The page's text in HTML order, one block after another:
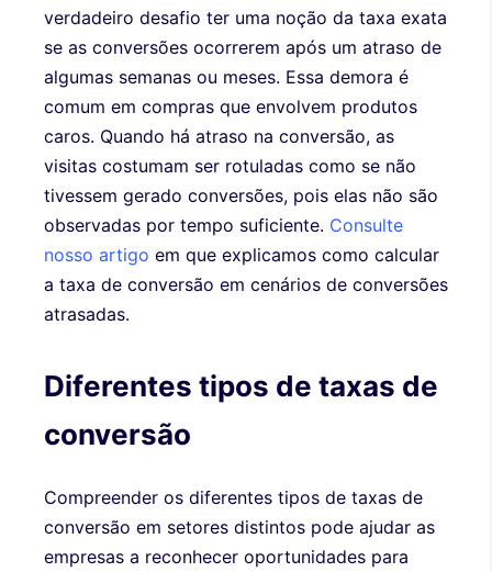
verdadeiro desafio ter uma noção da taxa exata
se as conversões ocorrerem após um atraso de
algumas semanas ou meses. Essa demora é
comum em compras que envolvem produtos
caros. Quando há atraso na conversão, as
visitas costumam ser rotuladas como se não
tivessem gerado conversões, pois elas não são
observadas por tempo suficiente. Consulte
nosso artigo em que explicamos como calcular
a taxa de conversão em cenários de conversões
atrasadas.
Diferentes tipos de taxas de
conversão
Compreender os diferentes tipos de taxas de
conversão em setores distintos pode ajudar as
empresas a reconhecer oportunidades para